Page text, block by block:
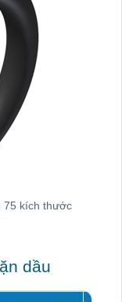
75 kích thước
dầu